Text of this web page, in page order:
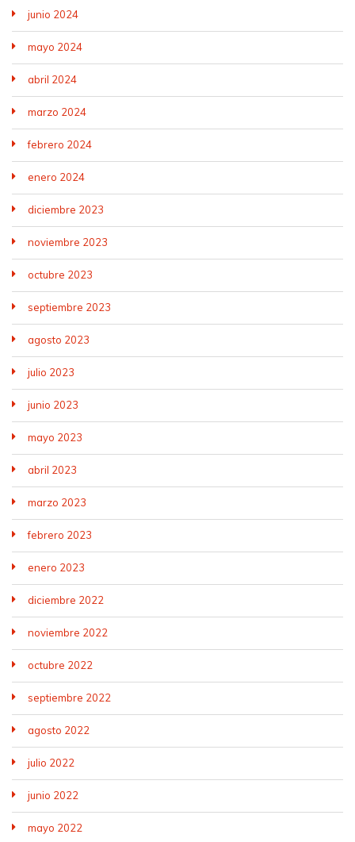
junio 2024
mayo 2024
abril 2024
marzo 2024
febrero 2024
enero 2024
diciembre 2023
noviembre 2023
octubre 2023
septiembre 2023
agosto 2023
julio 2023
junio 2023
mayo 2023
abril 2023
marzo 2023
febrero 2023
enero 2023
diciembre 2022
noviembre 2022
octubre 2022
septiembre 2022
agosto 2022
julio 2022
junio 2022
mayo 2022